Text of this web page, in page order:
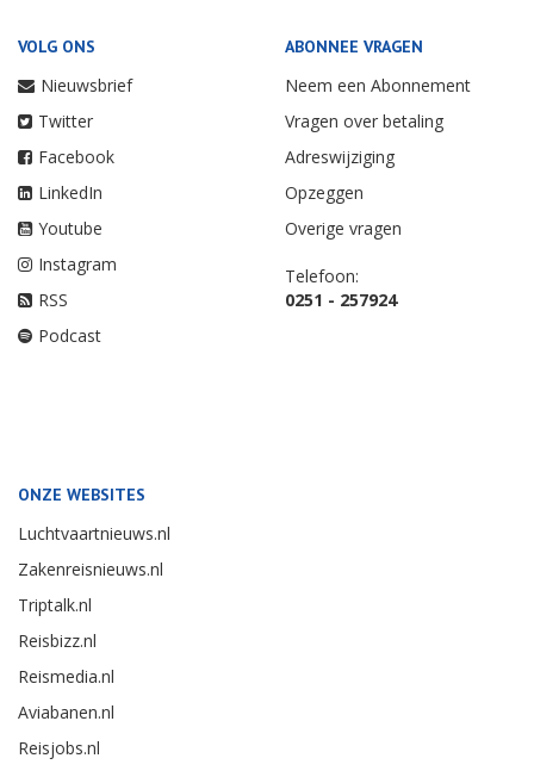
VOLG ONS
Nieuwsbrief
Twitter
Facebook
LinkedIn
Youtube
Instagram
RSS
Podcast
ABONNEE VRAGEN
Neem een Abonnement
Vragen over betaling
Adreswijziging
Opzeggen
Overige vragen
Telefoon:
0251 - 257924
ONZE WEBSITES
Luchtvaartnieuws.nl
Zakenreisnieuws.nl
Triptalk.nl
Reisbizz.nl
Reismedia.nl
Aviabanen.nl
Reisjobs.nl